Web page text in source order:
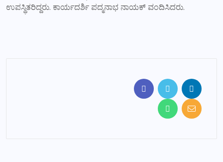
ಉಪಸ್ಥಿತರಿದ್ದರು. ಕಾರ್ಯದರ್ಶಿ ಪದ್ಮನಾಭ ನಾಯಕ್ ವಂದಿಸಿದರು.